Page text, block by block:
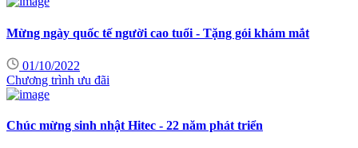
Mừng ngày quốc tế người cao tuổi - Tặng gói khám mắt
01/10/2022
Chương trình ưu đãi
Chúc mừng sinh nhật Hitec - 22 năm phát triển